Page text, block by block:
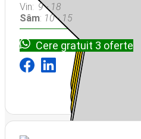
Vin: 9 - 18
Sâm: 10 - 15
Cere gratuit 3 oferte